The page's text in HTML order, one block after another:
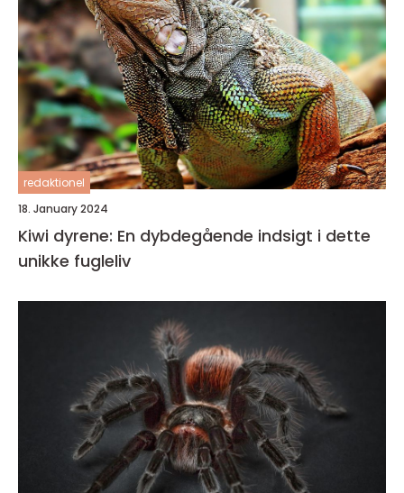
redaktionel
18. January 2024
Kiwi dyrene: En dybdegående indsigt i dette
unikke fugleliv